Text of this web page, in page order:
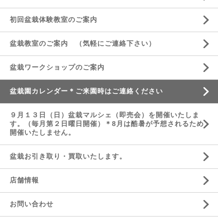
初回盆栽体験教室のご案内
盆栽教室のご案内 （気軽にご連絡下さい）
盆栽ワークショップのご案内
盆栽園カレンダー＊ご来園時はご連絡ください
９月１３日（日）盆栽マルシェ（即売会）を開催いたしま
す。（毎月第２日曜日開催）＊8月は酷暑が予想されるため
開催いたしません。
盆栽お引き取り・買取いたします。
店舗情報
お問い合わせ